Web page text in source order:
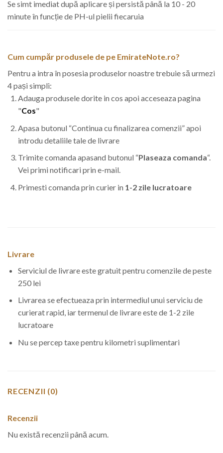
Se simt imediat după aplicare și persistă până la 10 - 20
minute în funcție de PH-ul pielii fiecaruia
Cum cumpăr produsele de pe EmirateNote.ro?
Pentru a intra în posesia produselor noastre trebuie să urmezi
4 pași simpli:
Adauga produsele dorite in cos apoi acceseaza pagina
"Cos"
Apasa butonul “Continua cu finalizarea comenzii” apoi
introdu detaliile tale de livrare
Trimite comanda apasand butonul “Plaseaza comanda“.
Vei primi notificari prin e-mail.
Primesti comanda prin curier in 1-2 zile lucratoare
Livrare
Serviciul de livrare este gratuit pentru comenzile de peste
250 lei
Livrarea se efectueaza prin intermediul unui serviciu de
curierat rapid, iar termenul de livrare este de 1-2 zile
lucratoare
Nu se percep taxe pentru kilometri suplimentari
RECENZII (0)
Recenzii
Nu există recenzii până acum.